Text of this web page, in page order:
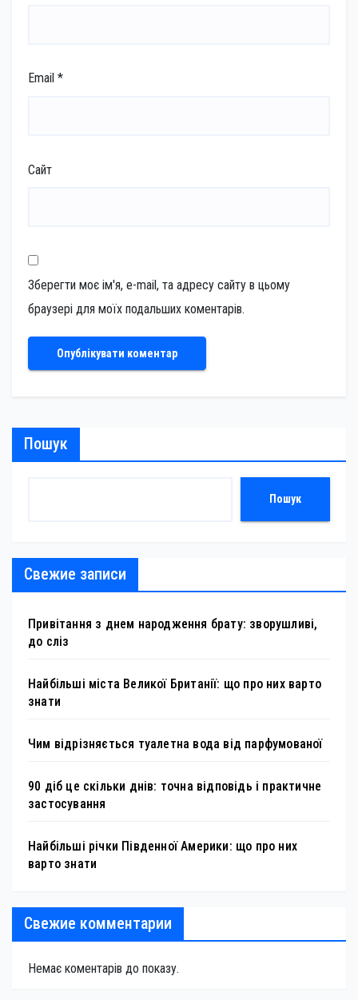
Email *
Сайт
Зберегти моє ім'я, e-mail, та адресу сайту в цьому
браузері для моїх подальших коментарів.
Пошук
Пошук
Свежие записи
Привітання з днем народження брату: зворушливі,
до сліз
Найбільші міста Великої Британії: що про них варто
знати
Чим відрізняється туалетна вода від парфумованої
90 діб це скільки днів: точна відповідь і практичне
застосування
Найбільші річки Південної Америки: що про них
варто знати
Свежие комментарии
Немає коментарів до показу.